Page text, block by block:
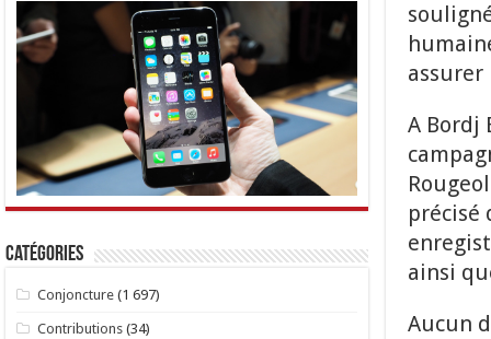
assurer
A Bordj
précisé
ainsi
Aucun
Catégories
Conjoncture (1 697)
Contributions (34)